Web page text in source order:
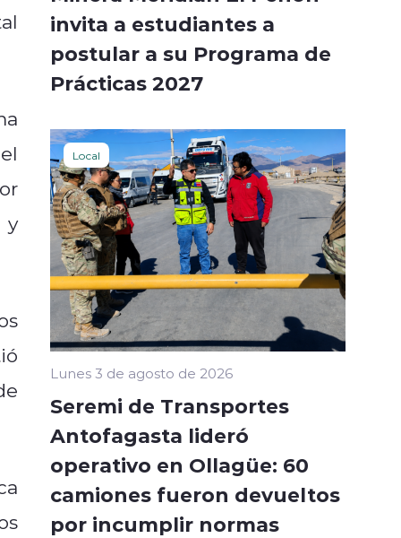
y
invita a estudiantes a
postular a su Programa de
Prácticas 2027
Local
Lunes 3 de agosto de 2026
Seremi de Transportes
Antofagasta lideró
operativo en Ollagüe: 60
camiones fueron devueltos
por incumplir normas